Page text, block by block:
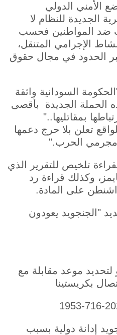
الأمني ​​الدولي
الجديدة للنظام لا
ضد المواطنين فحسب
الإجرامي المتنقل،
الحدود في مجال حقوق
السودانية واثقة
الجديدة بأقصى
بمقاتليها.."
تعلن بلا حرج دعمها
مجرمي الحرب."
تلخيص للتقرير الذي
وكذلك قراءة رد
على المادة.
"الجنجويد يعودون
لتحديد موعد مقابلة مع
بكريستينا
إدانة دولية بسبب